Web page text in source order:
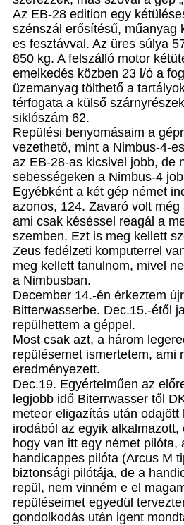
Az EB-28 edition egy
szénszál erősítésű, műanyag
es fesztávval. Az üres súlya
850 kg. A felszálló motor
emelkedés közben 23 l/ó a
üzemanyag tölthető a
térfogata a külső
siklószám 62.
Repülési benyomásaim a
vezethető, mint a Nimbus-4-
az EB-28-as kicsivel jobb, de
sebességeken a Nimbus-4
Egyébként a két gép német
azonos, 124. Zavaró volt
ami csak késéssel reagál a
szemben. Ezt is meg kellett
Zeus fedélzeti komputerrel
meg kellett tanulnom, mivel
a Nimbusban.
December 14.-én érkeztem
Bitterwasserbe. Dec.15.-étől
repülhettem a géppel.
Most csak azt, a három
repülésemet ismertetem, ami
eredményezett.
Dec.19. Egyértelműen az
legjobb idő Biterrwasser től
meteor eligazítás után odajött
irodából az egyik alkalmazott,
hogy van itt egy német pilóta,
handicappes pilóta (Arcus M
biztonsági pilótája, de a
repül, nem vinném e el
repüléseimet egyedül
gondolkodás után igent